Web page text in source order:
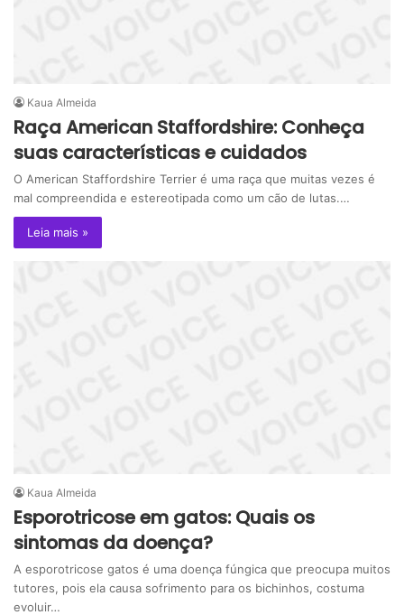
Kaua Almeida
Raça American Staffordshire: Conheça
suas características e cuidados
O American Staffordshire Terrier é uma raça que muitas vezes é
mal compreendida e estereotipada como um cão de lutas.…
Leia mais »
Kaua Almeida
Esporotricose em gatos: Quais os
sintomas da doença?
A esporotricose gatos é uma doença fúngica que preocupa muitos
tutores, pois ela causa sofrimento para os bichinhos, costuma
evoluir…